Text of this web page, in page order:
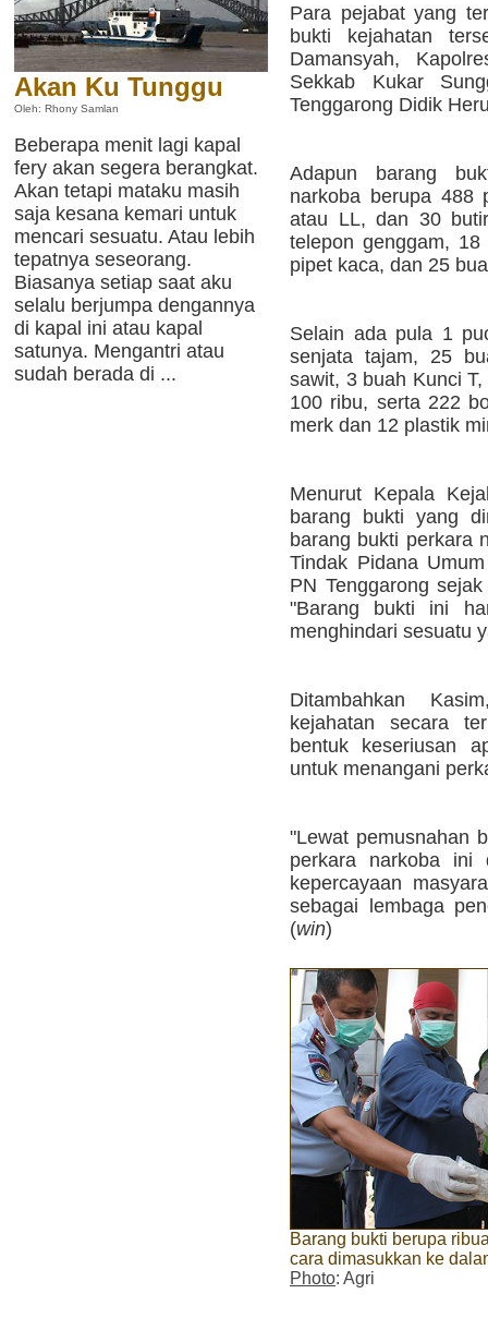
Akan Ku Tunggu
Oleh: Rhony Samlan
Beberapa menit lagi kapal
fery akan segera berangkat.
Akan tetapi mataku masih
saja kesana kemari untuk
mencari sesuatu. Atau lebih
tepatnya seseorang.
Biasanya setiap saat aku
selalu berjumpa dengannya
di kapal ini atau kapal
satunya. Mengantri atau
sudah berada di ...
Para pejabat yang
bukti kejahatan
Damansyah,
Sekkab Kukar
Tenggarong Didik
Adapun barang
narkoba berupa 488
atau LL, dan 30
telepon genggam,
pipet kaca, dan 25
Selain ada pula 1
senjata tajam, 25
sawit, 3 buah Kunci
100 ribu, serta 222
merk dan 12 plastik
Menurut Kepala
barang bukti yang
barang bukti perkara
Tindak Pidana
PN Tenggarong
"Barang bukti ini
menghindari sesuatu
Ditambahkan
kejahatan secara
bentuk keseriusan
untuk menangani
"Lewat pemusnahan
perkara narkoba ini
kepercayaan
sebagai lembaga
(win)
Barang bukti berupa
cara dimasukkan ke
Photo: Agri